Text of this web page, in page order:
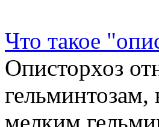
Что такое
Описторхоз
мелким